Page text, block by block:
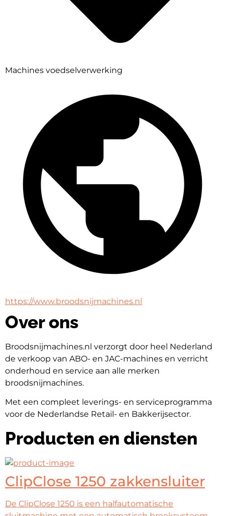
Machines voedselverwerking
https://www.broodsnijmachines.nl
Over ons
Broodsnijmachines.nl verzorgt door heel Nederland
de verkoop van ABO- en JAC-machines en verricht
onderhoud en service aan alle merken
broodsnijmachines.
Met een compleet leverings- en serviceprogramma
voor de Nederlandse Retail- en Bakkerijsector.
Producten en diensten
ClipClose 1250 zakkensluiter
De ClipClose 1250 is een halfautomatische